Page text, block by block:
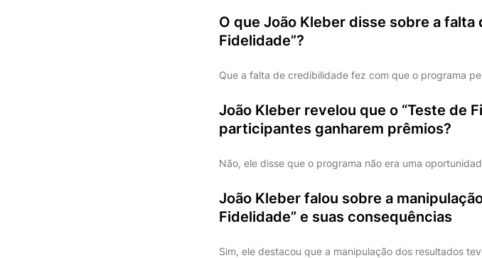
O que João Kleber disse sobre a
Fidelidade”?
Que a falta de credibilidade fez com que o programa
João Kleber revelou que o “Teste de
participantes ganharem prêmios?
Não, ele disse que o programa não era uma
João Kleber falou sobre a
Fidelidade” e suas consequências
Sim, ele destacou que a manipulação dos resultados